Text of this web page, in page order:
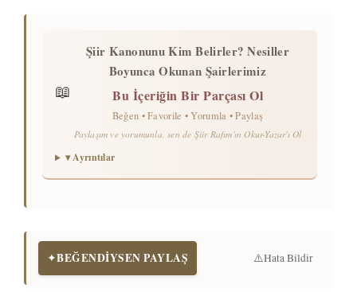
📖
Şiir Kanonunu Kim Belirler? Nesiller
Boyunca Okunan Şairlerimiz
Bu İçeriğin Bir Parçası Ol
Beğen • Favorile • Yorumla • Paylaş
Paylaşım ve yorumunla, sen de Şiir Rafım'ın Okur-Yazar'ı Ol
▾ Ayrıntılar
✦BEĞENDİYSEN PAYLAŞ ⚠️Hata Bildir